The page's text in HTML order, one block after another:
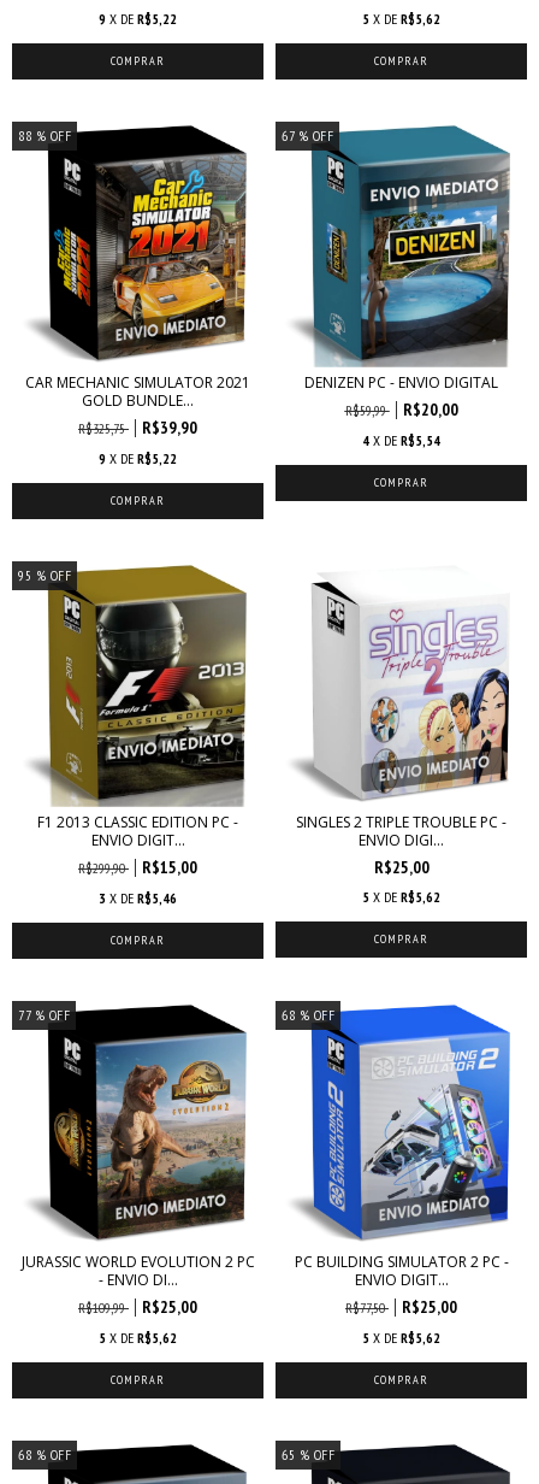
9 X DE R$5,22 5 X DE R$5,62
88 % OFF
CAR MECHANIC SIMULATOR 2021
GOLD BUNDLE...
R$325,75 R$39,90
9 X DE R$5,22
67% OFF
DENIZEN PC - ENVIO DIGITAL
R$59,99 R$20,00
4 X DE R$5,54
95 % OFF
F1 2013 CLASSIC EDITION PC -
ENVIO DIGIT...
R$299,90 R$15,00
3 X DE R$5,46
SINGLES 2 TRIPLE TROUBLE PC -
ENVIO DIGI...
R$25,00
5 X DE R$5,62
77% OFF
JURASSIC WORLD EVOLUTION 2 PC
- ENVIO DI...
R$109,99 R$25,00
5 X DE R$5,62
68 % OFF
PC BUILDING SIMULATOR 2 PC -
ENVIO DIGIT...
R$77,50 R$25,00
5 X DE R$5,62
68 % OFF 65 % OFF